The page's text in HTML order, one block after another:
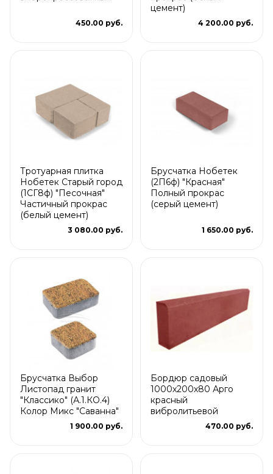
450.00 руб.
цемент)
4 200.00 руб.
Тротуарная плитка
Нобетек Старый город
(1СГ8ф) "Песочная"
Частичный прокрас
(белый цемент)
3 080.00 руб.
Брусчатка Нобетек
(2П6ф) "Красная"
Полный прокрас
(серый цемент)
1 650.00 руб.
Брусчатка Выбор
Листопад гранит
"Классико" (А.1.КО.4)
Колор Микс "Саванна"
1 900.00 руб.
Бордюр садовый
1000х200х80 Арго
красный
вибролитьевой
470.00 руб.